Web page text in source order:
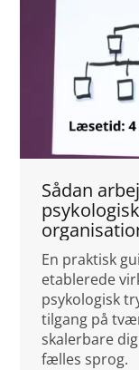
Sådan
En praktisk
etablerede
psykologisk
tilgang på
skalerbare
fælles sprog.